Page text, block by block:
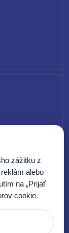
zážitku z
alebo
na „Prijať
cookie.